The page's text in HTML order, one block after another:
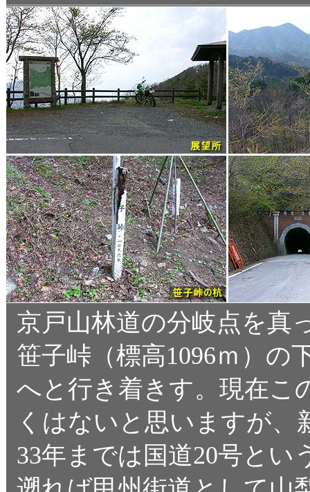
京戸山林道の分岐点を真
笹子峠（標高1096ｍ）の
へと行き着きす。現在こ
くはないと思いますが
33年までは国道20号とい